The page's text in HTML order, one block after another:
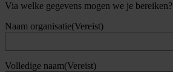
Via welke gegevens mogen we je bereiken?
Naam organisatie(Vereist)
Volledige naam(Vereist)